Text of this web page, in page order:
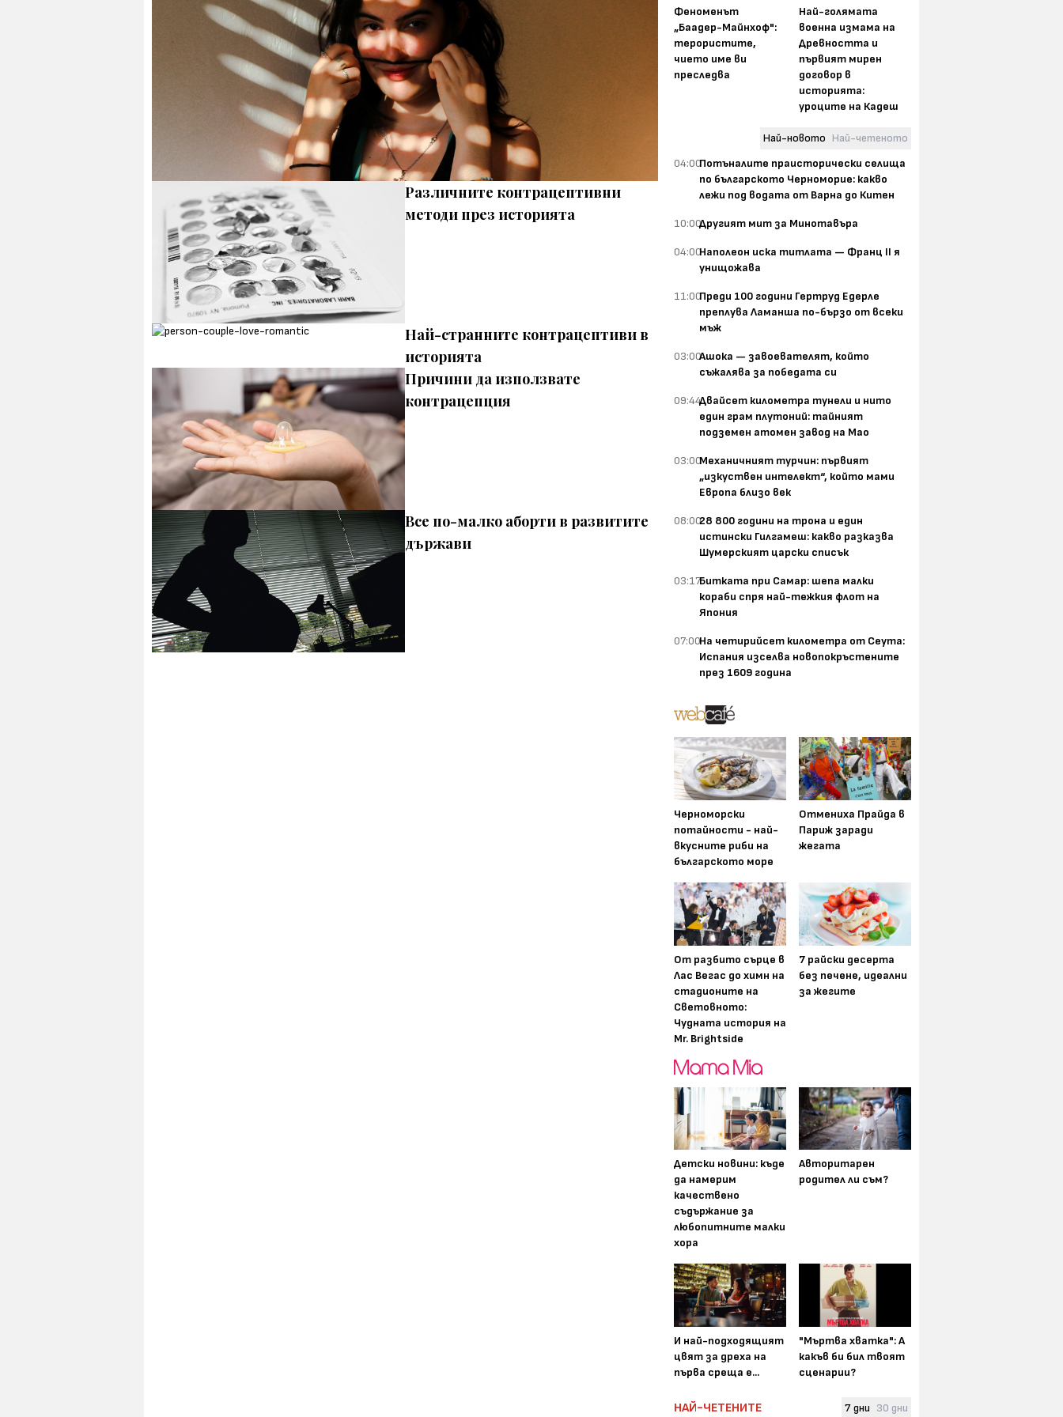
Различните контрацептивни
методи през историята
Най-странните контрацептиви в
историята
Причини да използвате
контрацепция
Все по-малко аборти в развитите
държави
Феноменът
„Баадер-Майнхоф":
терористите,
чието име ви
преследва
Най-голямата
военна измама на
Древността и
първият мирен
договор в
историята:
уроците на Кадеш
Най-новото Най-четеното
04:00Потъналите праисторически селища
по българското Черноморие: какво
лежи под водата от Варна до Китен
10:00Другият мит за Минотавъра
04:00Наполеон иска титлата — Франц II я
унищожава
11:00Преди 100 години Гертруд Едерле
преплува Ламанша по-бързо от всеки
мъж
03:00Ашока — завоевателят, който
съжалява за победата си
09:44Двайсет километра тунели и нито
един грам плутоний: тайният
подземен атомен завод на Мао
03:00Механичният турчин: първият
„изкуствен интелект“, който мами
Европа близо век
08:0028 800 години на трона и един
истински Гилгамеш: какво разказва
Шумерският царски списък
03:17Битката при Самар: шепа малки
кораби спря най-тежкия флот на
Япония
07:00На четирийсет километра от Сеута:
Испания изселва новопокръстените
през 1609 година
Черноморски
потайности - най-
вкусните риби на
българското море
Отмениха Прайда в
Париж заради
жегата
От разбито сърце в
Лас Вегас до химн на
стадионите на
Световното:
Чудната история на
Mr. Brightside
7 райски десерта
без печене, идеални
за жегите
Детски новини: къде
да намерим
качествено
съдържание за
любопитните малки
хора
Авторитарен
родител ли съм?
И най-подходящият
цвят за дреха на
първа среща е...
"Мъртва хватка": А
какъв би бил твоят
сценарии?
НАЙ-ЧЕТЕНИТЕ 7 дни 30 дни